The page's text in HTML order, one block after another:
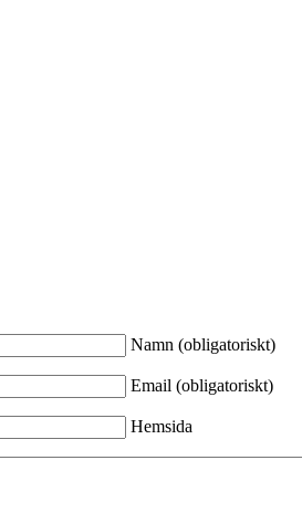
Namn (obligatoriskt)
Email (obligatoriskt)
Hemsida